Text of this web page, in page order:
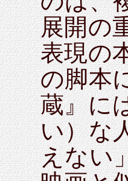
展開の
表現の
の脚本
蔵』に
い）な
えない